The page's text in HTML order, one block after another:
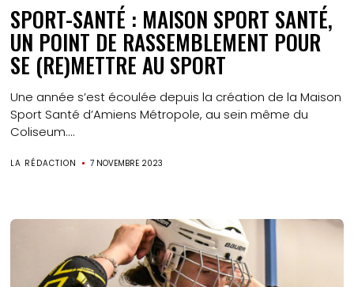
SPORT-SANTÉ : MAISON SPORT SANTÉ,
UN POINT DE RASSEMBLEMENT POUR
SE (RE)METTRE AU SPORT
Une année s’est écoulée depuis la création de la Maison
Sport Santé d’Amiens Métropole, au sein même du
Coliseum....
LA RÉDACTION 7 NOVEMBRE 2023